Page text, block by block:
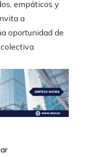
empáticos y
a
oportunidad de